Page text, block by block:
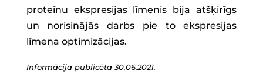
proteīnu ekspresijas līmenis bija atšķirīgs
un norisinājās darbs pie to ekspresijas
līmeņa optimizācijas.
Informācija publicēta 30.06.2021.